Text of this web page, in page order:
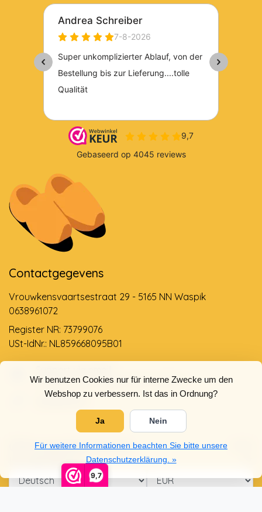
9,7
Wir benutzen Cookies nur für interne Zwecke um den
Webshop zu verbessern. Ist das in Ordnung?
Ja Nein
Für weitere Informationen beachten Sie bitte unsere
Datenschutzerklärung. »
Contactgegevens
Vrouwkensvaartsestraat 29 - 5165 NN Waspik
0638961072
Register NR: 73799076
USt-IdNr.: NL859668095B01
info@dehollandseklompenwinkel.nl
0638961072
ÖffnungszeitenSocials
Kundendienst